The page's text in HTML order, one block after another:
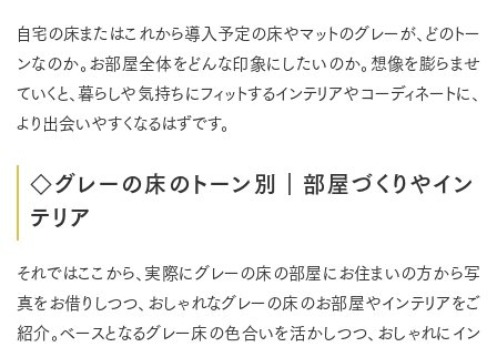
自宅の床またはこれから導入予定の床やマットのグレーが、どのトー
ンなのか。お部屋全体をどんな印象にしたいのか。想像を膨らませ
ていくと、暮らしや気持ちにフィットするインテリアやコーディネートに、
より出会いやすくなるはずです。
◇グレーの床のトーン別｜部屋づくりやイン
テリア
それではここから、実際にグレーの床の部屋にお住まいの方から写
真をお借りしつつ、おしゃれなグレーの床のお部屋やインテリアをご
紹介。ベースとなるグレー床の色合いを活かしつつ、おしゃれにイン